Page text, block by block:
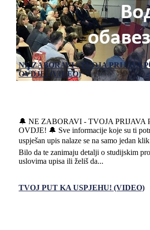
NE ZABORAVI - TVOJA PRIJAVA
OVDJE! (VIDEO)
🔔 NE ZABORAVI - TVOJA PRIJAVA
OVDJE! 🔔 Sve informacije koje su ti
uspješan upis nalaze se na samo jedan
Bilo da te zanimaju detalji o studijskim
uslovima upisa ili želiš da...
TVOJ PUT KA USPJEHU! (VIDEO)